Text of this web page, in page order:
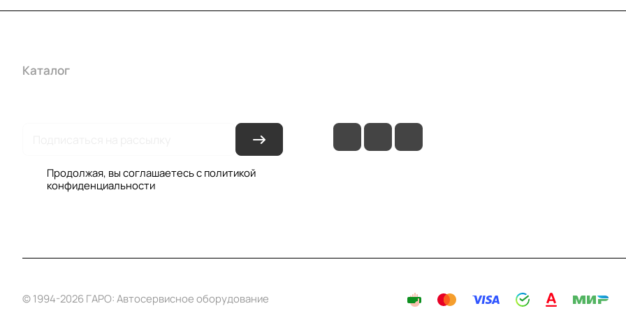
Каталог
Продолжая, вы соглашаетесь с политикой
конфиденциальности
© 1994-2026 ГАРО: Автосервисное оборудование